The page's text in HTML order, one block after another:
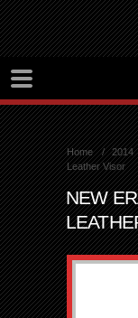
Home 2014
Leather Visor
NEW